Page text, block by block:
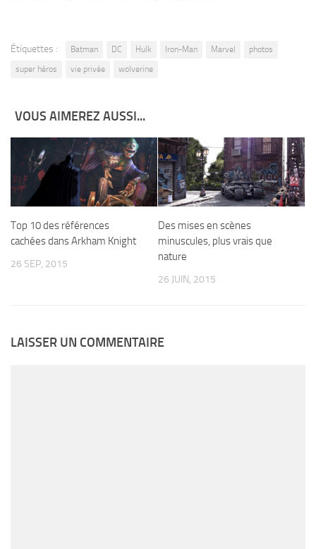
Étiquettes : Batman DC Hulk Iron-Man Marvel
photos
super héros
vie privée wolverine
VOUS AIMEREZ AUSSI...
Top 10 des références
cachées dans Arkham Knight
26 SEP, 2015
Des mises en scènes
minuscules, plus vrais que
nature
26 JUIN, 2015
LAISSER UN COMMENTAIRE